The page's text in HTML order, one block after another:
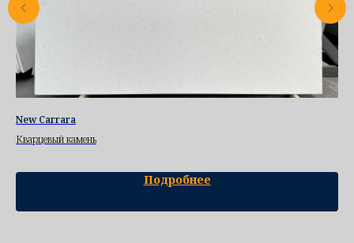
New Carrara
Кварцевый камень
Подробнее